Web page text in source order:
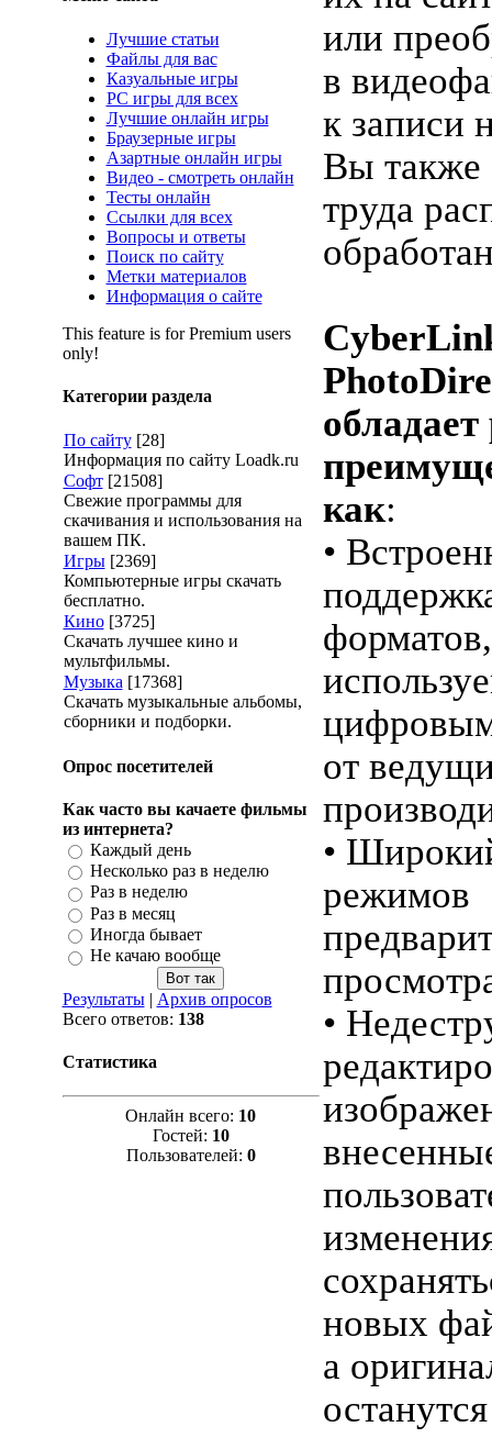
Лучшие статьи
Файлы для вас
Казуальные игры
PC игры для всех
Лучшие онлайн игры
Браузерные игры
Азартные онлайн игры
Видео - смотреть онлайн
Тесты онлайн
Ссылки для всех
Вопросы и ответы
Поиск по сайту
Метки материалов
Информация о сайте
This feature is for Premium users
only!
Категории раздела
По сайту [28]
Информация по сайту Loadk.ru
Софт [21508]
Свежие программы для
скачивания и использования на
вашем ПК.
Игры [2369]
Компьютерные игры скачать
бесплатно.
Кино [3725]
Скачать лучшее кино и
мультфильмы.
Музыка [17368]
Скачать музыкальные альбомы,
сборники и подборки.
Опрос посетителей
Как часто вы качаете фильмы
из интернета?
Каждый день
Несколько раз в неделю
Раз в неделю
Раз в месяц
Иногда бывает
Не качаю вообще
Результаты| Архив опросов
Всего ответов: 138
Статистика
Онлайн всего: 10
Гостей: 10
Пользователей: 0
или
в
к записи
Вы также
труда
как:
•
форматов,
от
•
режимов
•
новых
а
останутся